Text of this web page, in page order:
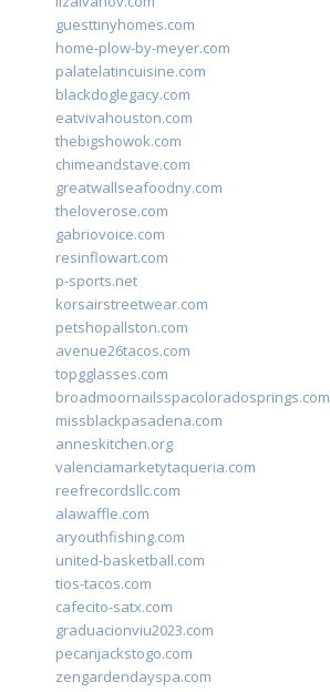
guesttinyhomes.com
home-plow-by-meyer.com
palatelatincuisine.com
blackdoglegacy.com
eatvivahouston.com
thebigshowok.com
chimeandstave.com
greatwallseafoodny.com
theloverose.com
gabriovoice.com
resinflowart.com
p-sports.net
korsairstreetwear.com
petshopallston.com
avenue26tacos.com
topgglasses.com
broadmoornailsspacoloradosprings.com
missblackpasadena.com
anneskitchen.org
valenciamarketytaqueria.com
reefrecordsllc.com
alawaffle.com
aryouthfishing.com
united-basketball.com
tios-tacos.com
cafecito-satx.com
graduacionviu2023.com
pecanjackstogo.com
zengardendayspa.com